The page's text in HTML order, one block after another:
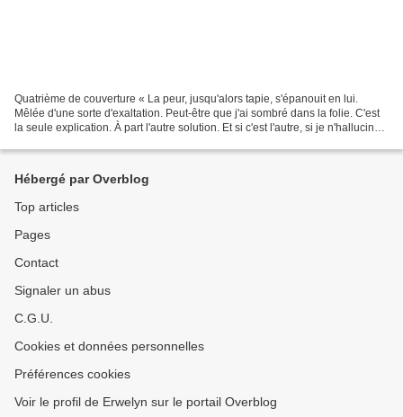
Quatrième de couverture « La peur, jusqu'alors tapie, s'épanouit en lui.
Mêlée d'une sorte d'exaltation. Peut-être que j'ai sombré dans la folie. C'est
la seule explication. À part l'autre solution. Et si c'est l'autre, si je n'hallucine
Hébergé par Overblog
Top articles
Pages
Contact
Signaler un abus
C.G.U.
Cookies et données personnelles
Préférences cookies
Voir le profil de Erwelyn sur le portail Overblog